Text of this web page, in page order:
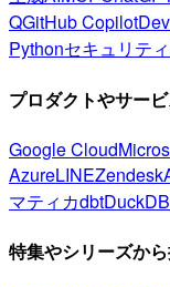
QGitHub Copilot
Pythonセキュリティ
プロダクトやサー
Google Cloud
AzureLINEZendesk
マティカdbtDuckDB
特集やシリーズか